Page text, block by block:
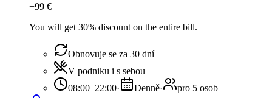
−99 €
You will get 30% discount on the entire bill.
Obnovuje se za 30 dní
V podniku i s sebou
08:00–22:00· Denně·
pro 5 osob